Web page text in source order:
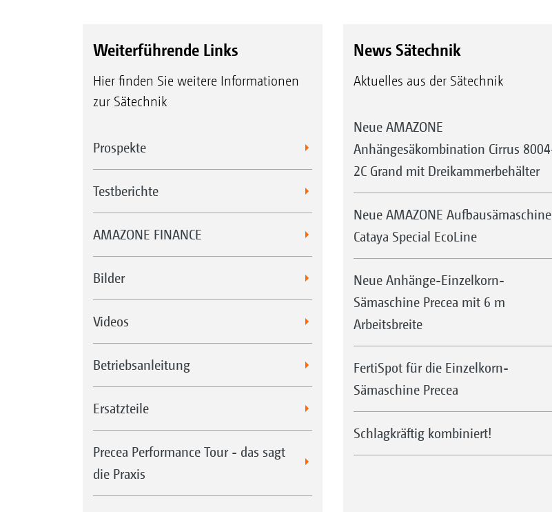
Weiterführende Links
Hier finden Sie weitere Informationen
zur Sätechnik
Prospekte
Testberichte
AMAZONE FINANCE
Bilder
Videos
Betriebsanleitung
Ersatzteile
Precea Performance Tour - das sagt
die Praxis
News Sätechnik
Aktuelles aus der Sätechnik
Neue AMAZONE
Anhängesäkombination Cirrus
2C Grand mit Dreikammerbehälter
Neue AMAZONE Aufbausämaschine
Cataya Special EcoLine
Neue Anhänge-Einzelkorn-
Sämaschine Precea mit 6 m
Arbeitsbreite
FertiSpot für die Einzelkorn-
Sämaschine Precea
Schlagkräftig kombiniert!